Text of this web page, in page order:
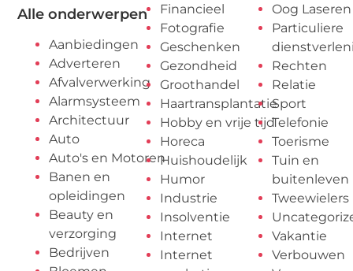
Alle onderwerpen
Aanbiedingen
Adverteren
Afvalverwerking
Alarmsysteem
Architectuur
Auto
Auto's en Motoren
Banen en
opleidingen
Beauty en
verzorging
Bedrijven
Financieel
Fotografie
Geschenken
Gezondheid
Groothandel
Haartransplantatie
Hobby en vrije tijd
Horeca
Huishoudelijk
Humor
Industrie
Insolventie
Internet
Internet
Oog Laseren
Particuliere
Rechten
Relatie
Sport
Telefonie
Toerisme
Tuin en
buitenleven
Tweewielers
Vakantie
Verbouwen